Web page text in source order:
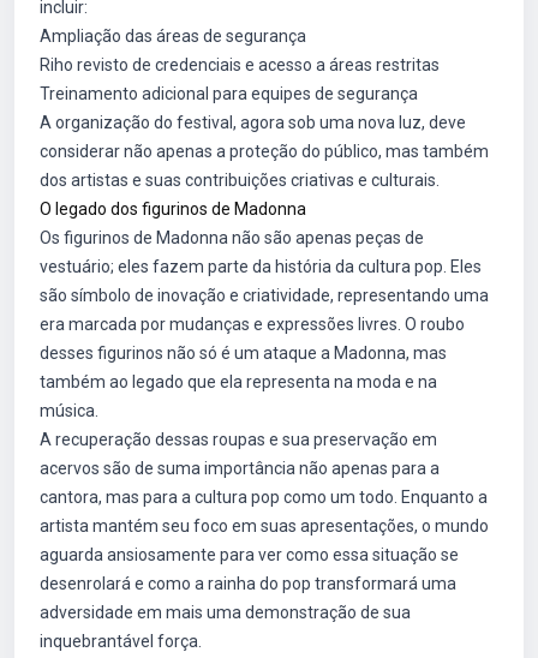
incluir:
Ampliação das áreas de segurança
Riho revisto de credenciais e acesso a áreas restritas
Treinamento adicional para equipes de segurança
A organização do festival, agora sob uma nova luz, deve
considerar não apenas a proteção do público, mas também
dos artistas e suas contribuições criativas e culturais.
O legado dos figurinos de Madonna
Os figurinos de Madonna não são apenas peças de
vestuário; eles fazem parte da história da cultura pop. Eles
são símbolo de inovação e criatividade, representando uma
era marcada por mudanças e expressões livres. O roubo
desses figurinos não só é um ataque a Madonna, mas
também ao legado que ela representa na moda e na
música.
A recuperação dessas roupas e sua preservação em
acervos são de suma importância não apenas para a
cantora, mas para a cultura pop como um todo. Enquanto a
artista mantém seu foco em suas apresentações, o mundo
aguarda ansiosamente para ver como essa situação se
desenrolará e como a rainha do pop transformará uma
adversidade em mais uma demonstração de sua
inquebrantável força.